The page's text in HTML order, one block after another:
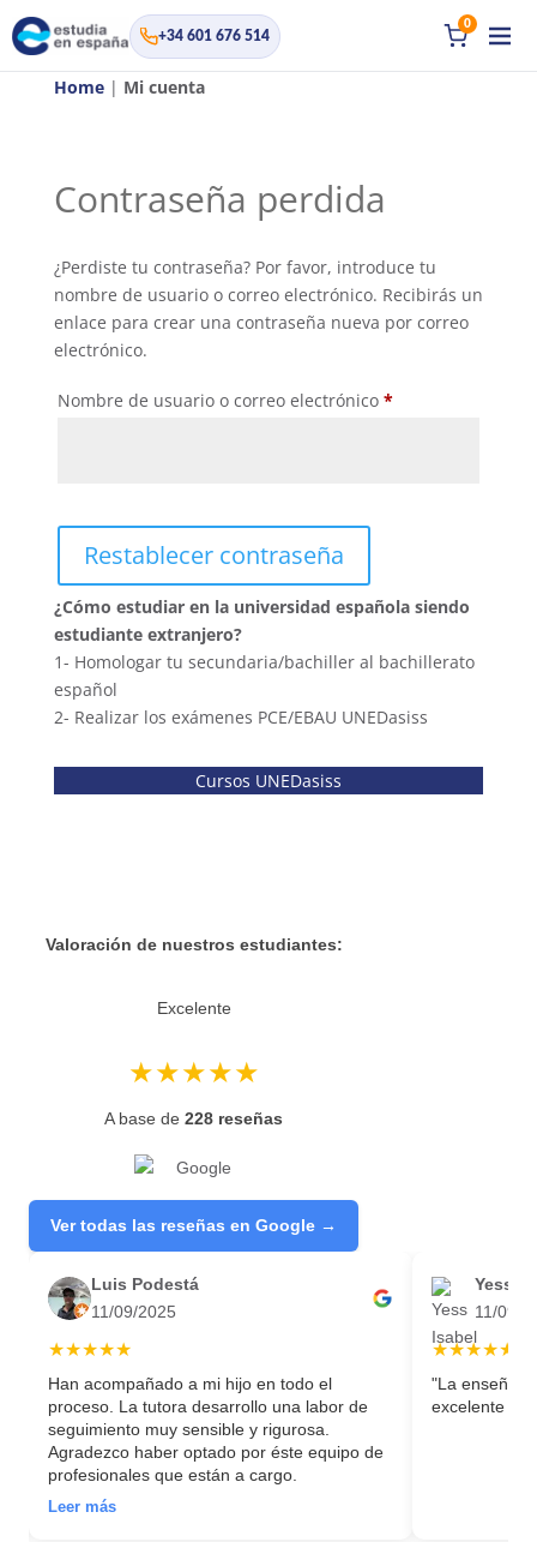
+34 601 676 514
0
Home| Mi cuenta
Contraseña perdida
¿Perdiste tu contraseña? Por favor, introduce tu
nombre de usuario o correo electrónico. Recibirás un
enlace para crear una contraseña nueva por correo
electrónico.
Nombre de usuario o correo electrónico *Obligatorio
Restablecer contraseña
¿Cómo estudiar en la universidad española siendo
estudiante extranjero?
1- Homologar tu secundaria/bachiller al bachillerato
español
2- Realizar los exámenes PCE/EBAU UNEDasiss
Cursos UNEDasiss
Reseñas de Google
Valoración de nuestros estudiantes:
Excelente
★★★★★
A base de 228 reseñas
Ver todas las reseñas en Google →
Luis Podestá
11/09/2025
★★★★★
Han acompañado a mi hijo en todo el
proceso. La tutora desarrollo una labor de
seguimiento muy sensible y rigurosa.
Agradezco haber optado por éste equipo de
profesionales que están a cargo.
Leer más
Yess
11/09/
★★★★★
"La
excelente